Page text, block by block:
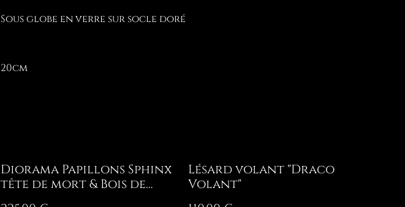
Sous globe en verre sur socle doré
20cm
Diorama Papillons Sphinx
tête de mort & Bois de
Lésard volant "Draco
Volant"